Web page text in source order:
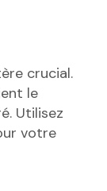
crucial.
le
Utilisez
votre